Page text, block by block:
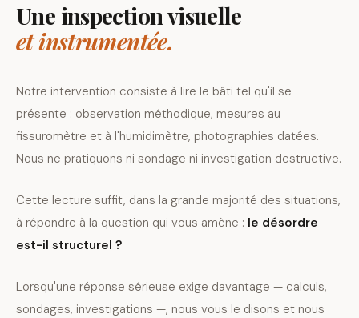
Une inspection visuelle
et instrumentée.
Notre intervention consiste à lire le bâti tel qu'il se
présente : observation méthodique, mesures au
fissuromètre et à l'humidimètre, photographies datées.
Nous ne pratiquons ni sondage ni investigation destructive.
Cette lecture suffit, dans la grande majorité des situations,
à répondre à la question qui vous amène : le désordre
est-il structurel ?
Lorsqu'une réponse sérieuse exige davantage — calculs,
sondages, investigations —, nous vous le disons et nous